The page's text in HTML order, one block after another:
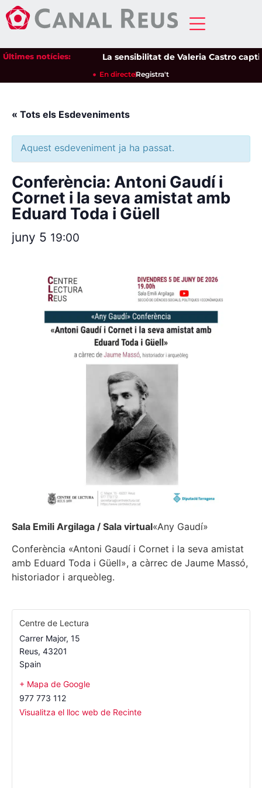
Últimes notícies: La sensibilitat de Valeria Castro
En directeRegistra't
« Tots els Esdeveniments
Aquest esdeveniment ja ha passat.
Conferència: Antoni Gaudí i
Cornet i la seva amistat amb
Eduard Toda i Güell
juny 5 19:00
Sala Emili Argilaga / Sala virtual«Any Gaudí»
Conferència «Antoni Gaudí i Cornet i la seva amistat
amb Eduard Toda i Güell», a càrrec de Jaume Massó,
historiador i arqueòleg.
Centre de Lectura
Carrer Major, 15
Reus, 43201
Spain
+ Mapa de Google
977 773 112
Visualitza el lloc web de Recinte